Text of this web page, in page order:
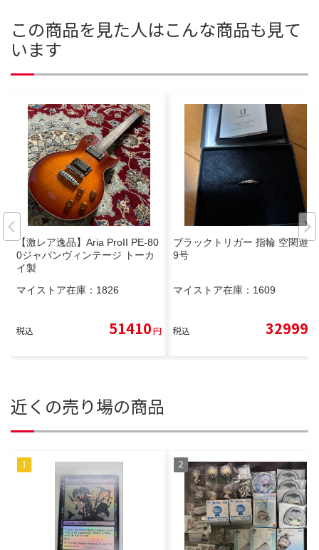
この商品を見た人はこんな商品も見て
います
【激レア逸品】Aria ProII PE-80
0ジャパンヴィンテージ トーカ
イ製
マイストア在庫： 1826
税込 51410円
ブラックトリガー 指輪 空閑遊真
9号
マイストア在庫： 1609
税込 32999
近くの売り場の商品